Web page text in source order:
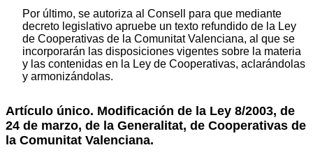
Por último, se autoriza al Consell para que mediante
decreto legislativo apruebe un texto refundido de la Ley
de Cooperativas de la Comunitat Valenciana, al que se
incorporarán las disposiciones vigentes sobre la materia
y las contenidas en la Ley de Cooperativas, aclarándolas
y armonizándolas.
Artículo único. Modificación de la Ley 8/2003, de
24 de marzo, de la Generalitat, de Cooperativas de
la Comunitat Valenciana.